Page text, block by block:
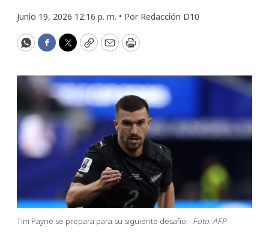
Junio 19, 2026 12:16 p. m. • Por Redacción D10
WhatsApp
Facebook
Twitter
CopyEmailPrint
Tim Payne se prepara para su siguiente desafío. Foto: AFP